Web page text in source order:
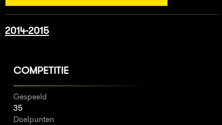
2014-2015
COMPETITIE
Gespeeld
35
Doelpunten